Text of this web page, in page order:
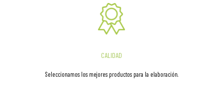
CALIDAD
Seleccionamos los mejores productos para la elaboración.